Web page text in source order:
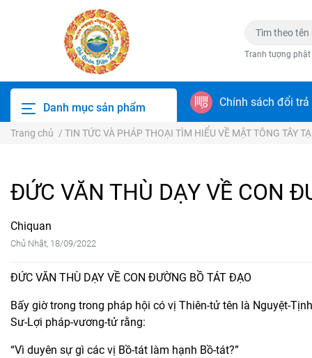
Tranh tượng phật
Danh mục sản phẩm Chính sách đổi trả
Trang chủ / TIN TỨC VÀ PHÁP THOẠI TÌM HIỂU VỀ MẬT TÔNG TÂY
ĐỨC VĂN THÙ DẠY VỀ CON
Chiquan
Chủ Nhật, 18/09/2022
ĐỨC VĂN THÙ DẠY VỀ CON ĐƯỜNG BỒ TÁT ĐẠO
Bấy giờ trong trong pháp hội có vị Thiên-tử tên là Nguyệt-
Sư-Lợi pháp-vương-tử rằng:
“Vì duyên sự gì các vị Bồ-tát làm hạnh Bồ-tát?”